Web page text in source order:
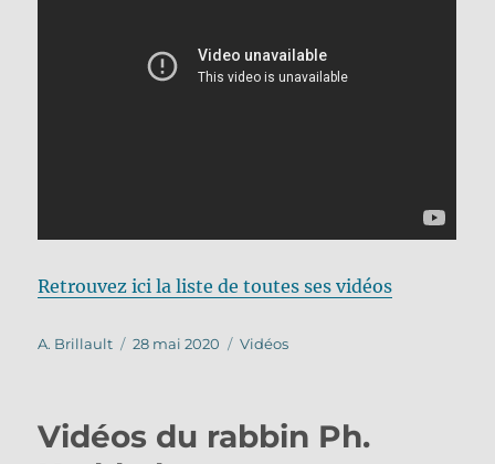
Retrouvez ici la liste de toutes ses vidéos
Auteur
A. Brillault
Publié
28 mai 2020 Catégories
Vidéos
Vidéos du rabbin Ph.